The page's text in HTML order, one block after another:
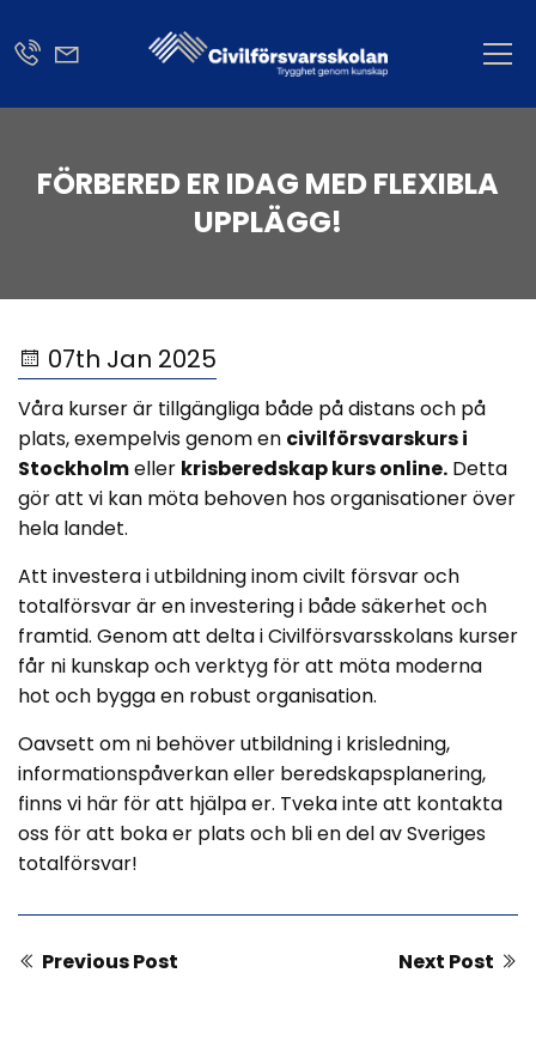
FÖRBERED ER IDAG MED FLEXIBLA
UPPLÄGG!
07th Jan 2025
Våra kurser är tillgängliga både på distans och på
plats, exempelvis genom en civilförsvarskurs i
Stockholmeller krisberedskap kurs online. Detta
gör att vi kan möta behoven hos organisationer över
hela landet.
Att investera i utbildning inom civilt försvar och
totalförsvar är en investering i både säkerhet och
framtid. Genom att delta i Civilförsvarsskolans kurser
får ni kunskap och verktyg för att möta moderna
hot och bygga en robust organisation.
Oavsett om ni behöver utbildning i krisledning,
informationspåverkan eller beredskapsplanering,
finns vi här för att hjälpa er. Tveka inte att kontakta
oss för att boka er plats och bli en del av Sveriges
totalförsvar!
Previous Post Next Post